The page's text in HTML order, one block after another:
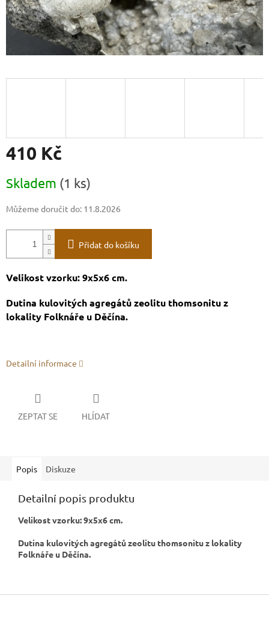
410 Kč
cena:
Skladem (1 ks)
Můžeme doručit do: 11.8.2026
Přidat do košíku
Velikost vzorku: 9x5x6 cm.
Dutina kulovitých agregátů zeolitu thomsonitu z
lokality Folknáře u Děčína.
Detailní informace
ZEPTAT SE HLÍDAT
Popis Diskuze
Detailní popis produktu
Velikost vzorku: 9x5x6 cm.
Dutina kulovitých agregátů zeolitu thomsonitu z lokality
Folknáře u Děčína.
Z